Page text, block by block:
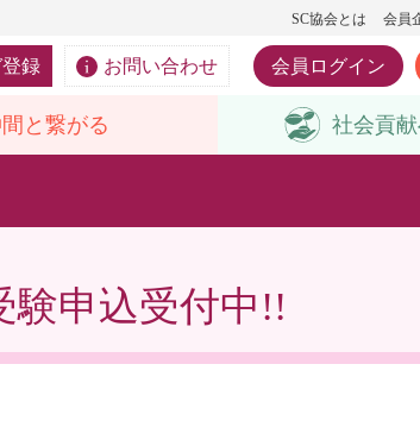
SC協会とは 会員
登録 お問い合わせ 会員ログイン
と繋がる 社会貢
験申込受付中!!